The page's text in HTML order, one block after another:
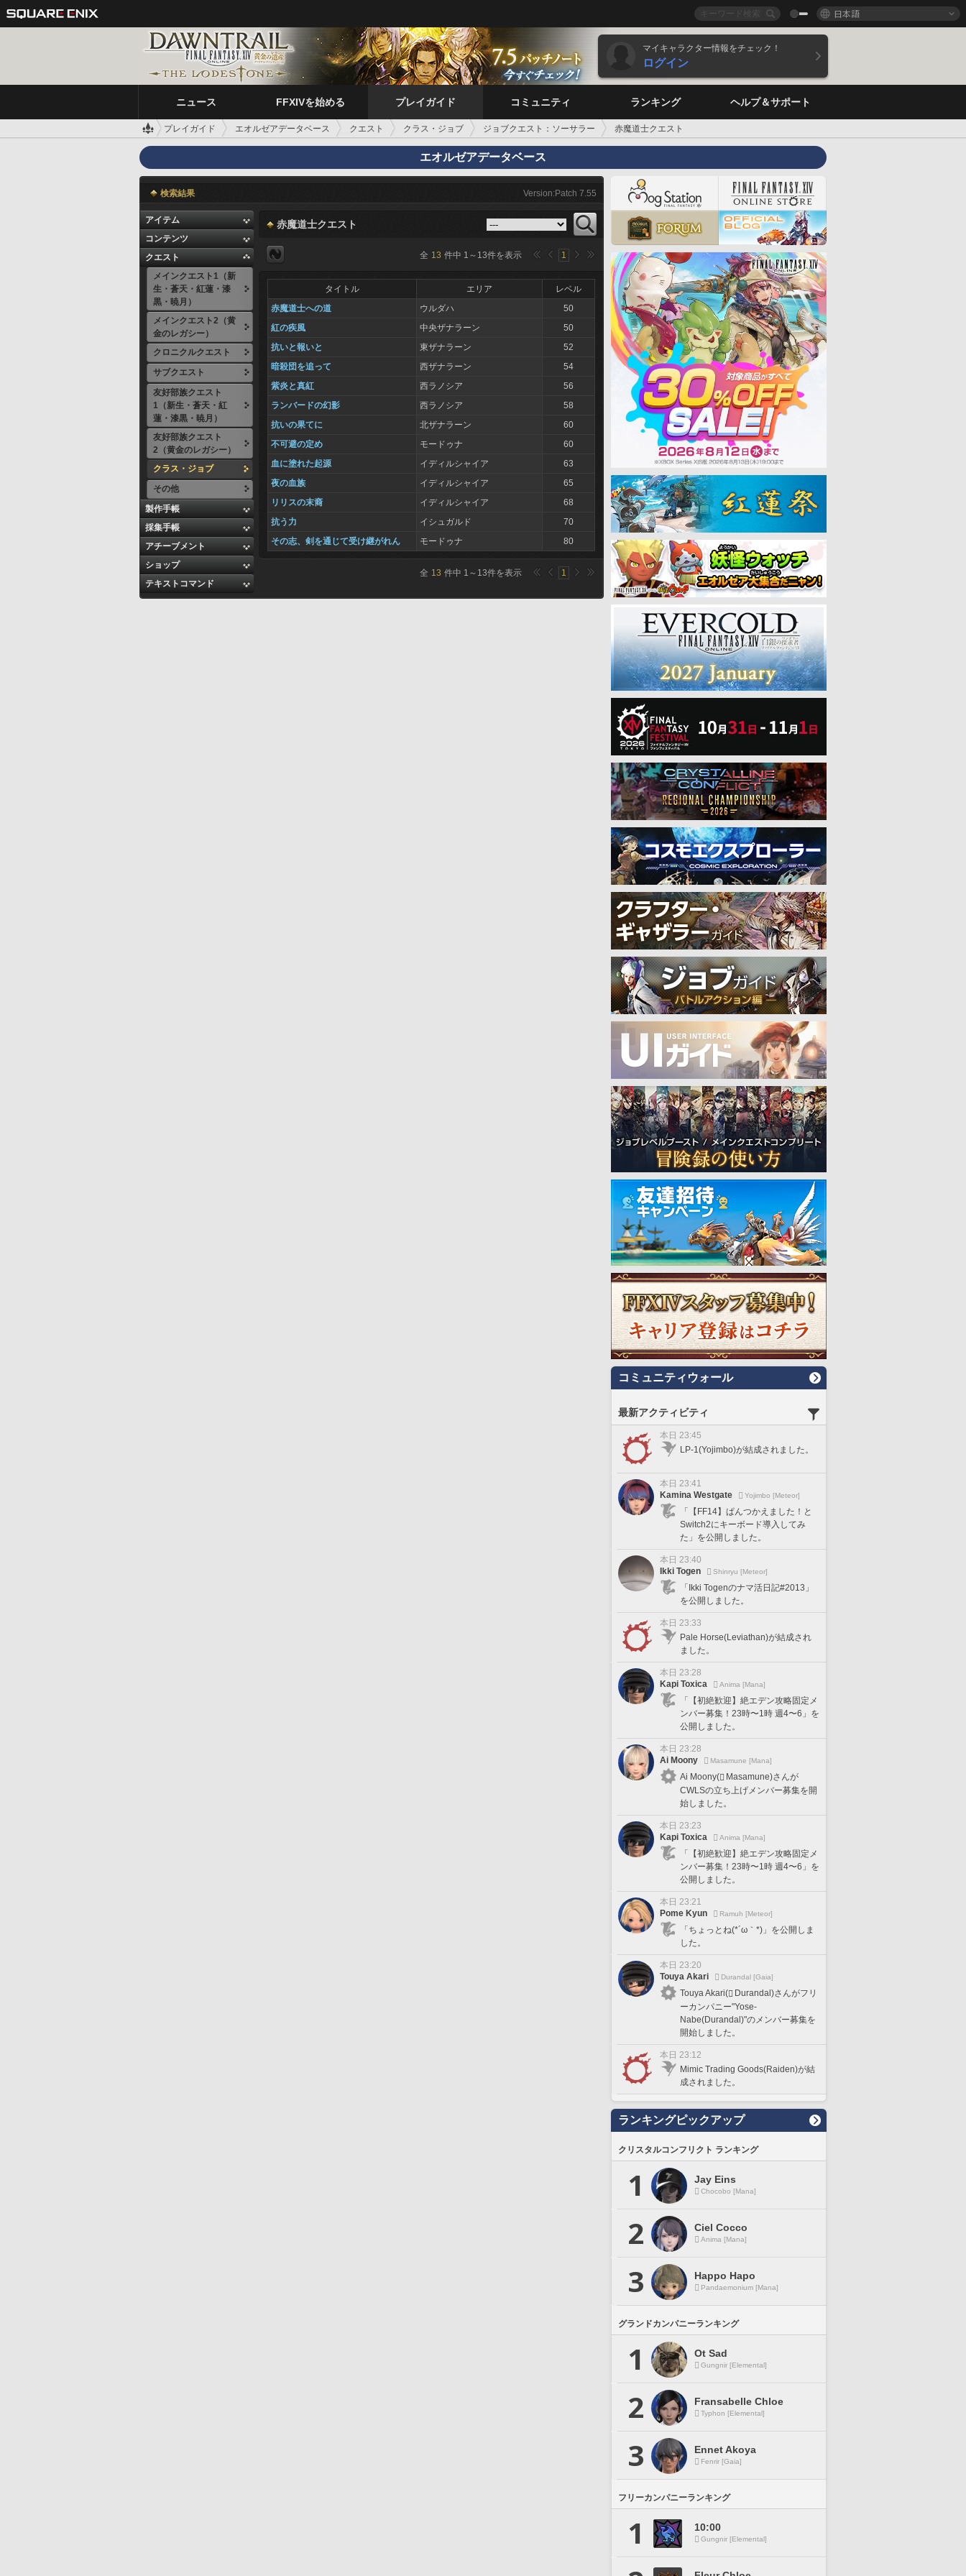
日本語
マイキャラクター情報をチェック！
ログイン
ニュース FFXIVを始める プレイガイド コミュニティ ランキング ヘルプ＆サポート
プレイガイド エオルゼアデータベース クエスト クラス・ジョブ ジョブクエスト：ソーサラー 赤魔道士クエスト
エオルゼアデータベース
検索結果 Version:Patch 7.55
アイテム
コンテンツ
クエスト
メインクエスト1（新
生・蒼天・紅蓮・漆
黒・暁月）
メインクエスト2（黄
金のレガシー）
クロニクルクエスト
サブクエスト
友好部族クエスト
1（新生・蒼天・紅
蓮・漆黒・暁月）
友好部族クエスト
2（黄金のレガシー）
クラス・ジョブ
その他
製作手帳
採集手帳
アチーブメント
ショップ
テキストコマンド
赤魔道士クエスト
全 13 件中 1 ～ 13件を表示 1
タイトル エリア
レベル
赤魔道士への道
ウルダハ
50
紅の疾風
中央ザナラーン
50
抗いと報いと
東ザナラーン
52
暗殺団を追って
西ザナラーン
54
紫炎と真紅
西ラノシア
56
ランバードの幻影
西ラノシア
58
抗いの果てに
北ザナラーン
60
不可避の定め
モードゥナ
60
血に塗れた起源
イディルシャイア
63
夜の血族
イディルシャイア
65
リリスの末裔
イディルシャイア
68
抗う力
イシュガルド
70
その志、剣を通じて受け継がれん
モードゥナ 80
全 13 件中 1 ～ 13件を表示 1
コミュニティウォール
最新アクティビティ
本日 23:45
LP-1(Yojimbo)が結成されました。
本日 23:41
Kamina Westgate
Yojimbo [Meteor]
「【FF14】ぱんつかえました！と
Switch2にキーボード導入してみ
た」を公開しました。
本日 23:40
Ikki Togen
Shinryu [Meteor]
「Ikki Togenのナマ活日記#2013」
を公開しました。
本日 23:33
Pale Horse(Leviathan)が結成され
ました。
本日 23:28
Kapi Toxica
Anima [Mana]
「【初絶歓迎】絶エデン攻略固定メ
ンバー募集！23時〜1時 週4〜6」を
公開しました。
本日 23:28
Ai Moony
Masamune [Mana]
Ai Moony(
Masamune)さんが
CWLSの立ち上げメンバー募集を開
始しました。
本日 23:23
Kapi Toxica
Anima [Mana]
「【初絶歓迎】絶エデン攻略固定メ
ンバー募集！23時〜1時 週4〜6」を
公開しました。
本日 23:21
Pome Kyun
Ramuh [Meteor]
「ちょっとね(*´ω｀*)」を公開しま
した。
本日 23:20
Touya Akari
Durandal [Gaia]
Touya Akari(
Durandal)さんがフリ
ーカンパニー"Yose-
Nabe(Durandal)"のメンバー募集を
開始しました。
本日 23:12
Mimic Trading Goods(Raiden)が結
成されました。
ランキングピックアップ
クリスタルコンフリクト ランキング
1 Jay Eins
Chocobo [Mana]
2 Ciel Cocco
Anima [Mana]
3 Happo Hapo
Pandaemonium [Mana]
グランドカンパニーランキング
1 Ot Sad
Gungnir [Elemental]
2 Fransabelle Chloe
Typhon [Elemental]
3 Ennet Akoya
Fenrir [Gaia]
フリーカンパニーランキング
1 10:00
Gungnir [Elemental]